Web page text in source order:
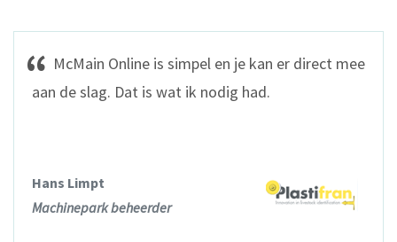
McMain Online is simpel en je kan er direct mee
aan de slag. Dat is wat ik nodig had.
Hans Limpt
Machinepark beheerder